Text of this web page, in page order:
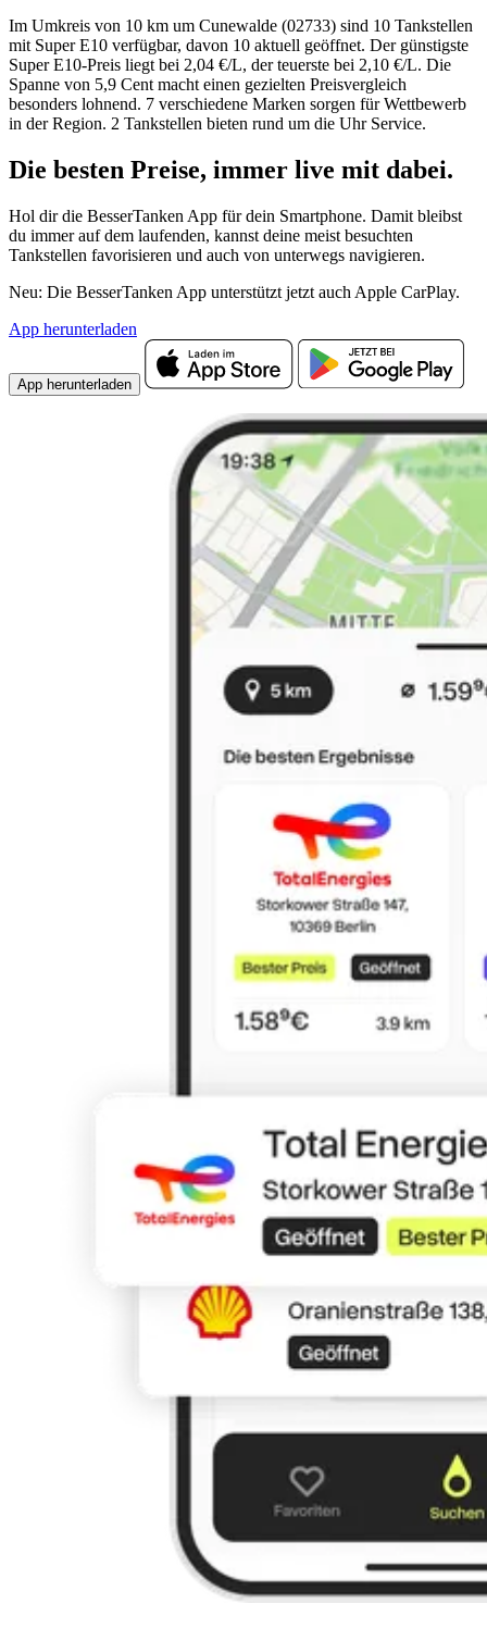
Im Umkreis von 10 km um Cunewalde (02733) sind 10 Tankstellen
mit Super E10 verfügbar, davon 10 aktuell geöffnet. Der günstigste
Super E10-Preis liegt bei 2,04 €/L, der teuerste bei 2,10 €/L. Die
Spanne von 5,9 Cent macht einen gezielten Preisvergleich
besonders lohnend. 7 verschiedene Marken sorgen für Wettbewerb
in der Region. 2 Tankstellen bieten rund um die Uhr Service.
Die besten Preise, immer live mit dabei.
Hol dir die BesserTanken App für dein Smartphone. Damit bleibst
du immer auf dem laufenden, kannst deine meist besuchten
Tankstellen favorisieren und auch von unterwegs navigieren.
Neu: Die BesserTanken App unterstützt jetzt auch Apple CarPlay.
App herunterladen
App herunterladen